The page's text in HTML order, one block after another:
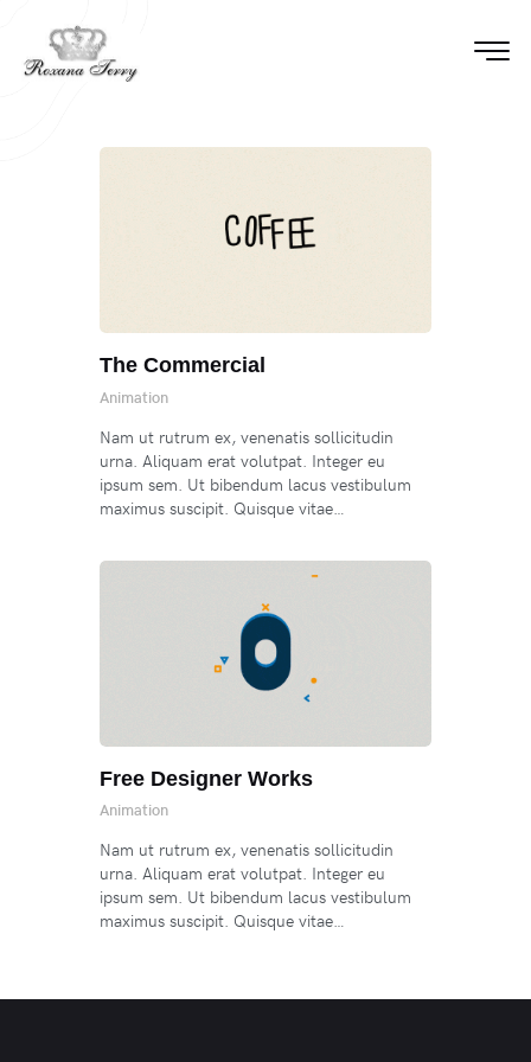
The Commercial
Animation
Nam ut rutrum ex, venenatis sollicitudin
urna. Aliquam erat volutpat. Integer eu
ipsum sem. Ut bibendum lacus vestibulum
maximus suscipit. Quisque vitae…
Free Designer Works
Animation
Nam ut rutrum ex, venenatis sollicitudin
urna. Aliquam erat volutpat. Integer eu
ipsum sem. Ut bibendum lacus vestibulum
maximus suscipit. Quisque vitae…